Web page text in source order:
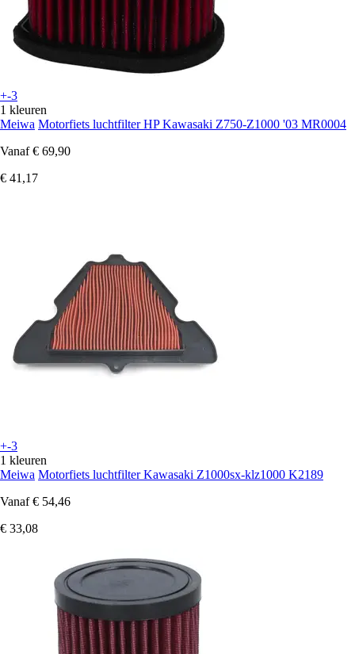
+-3
1 kleuren
Meiwa Motorfiets luchtfilter HP Kawasaki Z750-Z1000 '03 MR0004
Vanaf € 69,90
€ 41,17
+-3
1 kleuren
Meiwa Motorfiets luchtfilter Kawasaki Z1000sx-klz1000 K2189
Vanaf € 54,46
€ 33,08